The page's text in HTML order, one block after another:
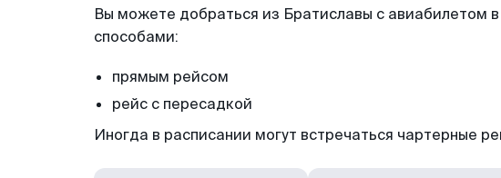
Вы можете добраться из Братиславы с авиабилетом
способами:
прямым рейсом
рейс с пересадкой
Иногда в расписании могут встречаться чартерные